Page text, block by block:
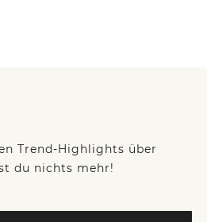
Trend-Highlights über
du nichts mehr!